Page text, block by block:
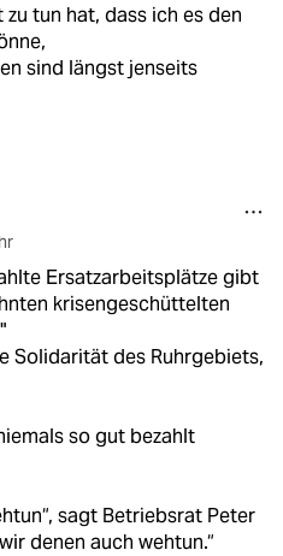
tun hat, dass ich es den
sind längst jenseits
Ersatzarbeitsplätze gibt
krisengeschüttelten
Solidarität des Ruhrgebiets,
so gut bezahlt
sagt Betriebsrat Peter
denen auch wehtun.“